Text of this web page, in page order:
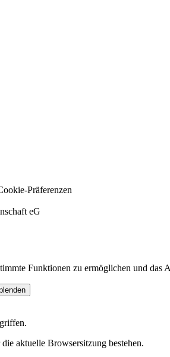
Präferenzen
eG
Funktionen zu ermöglichen und das
aktuelle Browsersitzung bestehen.